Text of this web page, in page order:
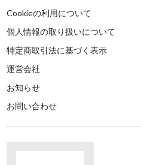
Cookieの利用について
個人情報の取り扱いについて
特定商取引法に基づく表示
運営会社
お知らせ
お問い合わせ